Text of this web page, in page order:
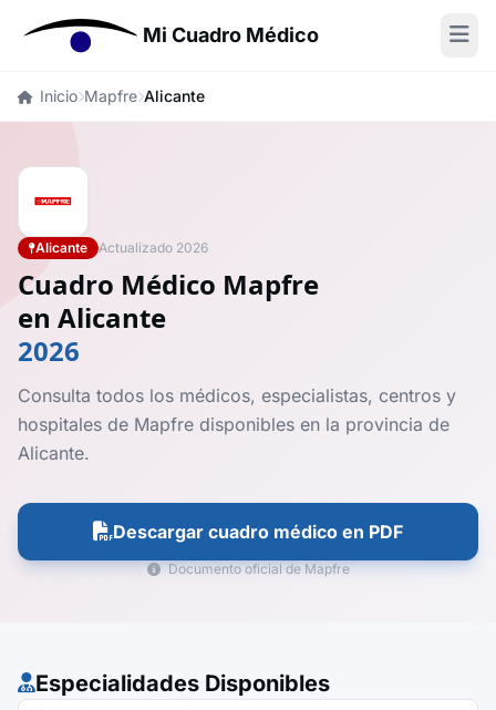
Mi Cuadro Médico
Inicio Mapfre Alicante
Alicante Actualizado 2026
Cuadro Médico Mapfre
en Alicante
2026
Consulta todos los médicos, especialistas, centros y
hospitales de Mapfre disponibles en la provincia de
Alicante.
Descargar cuadro médico en PDF
Documento oficial de Mapfre
Especialidades Disponibles